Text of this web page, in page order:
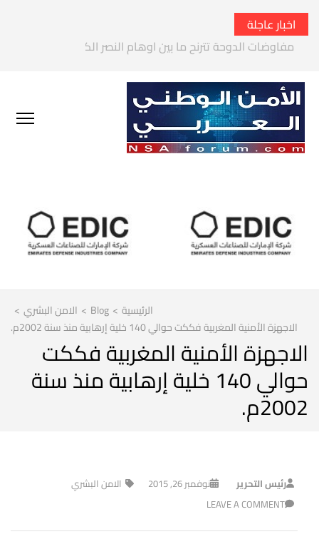
اخبار عاجلة
الحرس الثوري الإيراني يتوعد بقصف السفن الأمريكية في الخليج
الرئيسية >
Blog
> الامن البشري >
الاجهزة الأمنية المغربية فككت حوالي 140 خلية إرهابية منذ سنة 2002م.
الاجهزة الأمنية المغربية فككت
حوالي 140 خلية إرهابية منذ سنة
2002م.
رئيس التحرير نوفمبر 26, 2015
الامن البشري
LEAVE A COMMENT